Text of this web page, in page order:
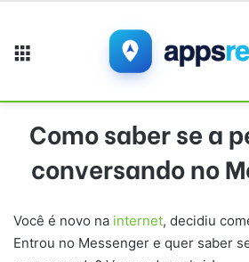
Como saber se a
conversando no
Você é novo na internet, decidiu
Entrou no Messenger e quer saber